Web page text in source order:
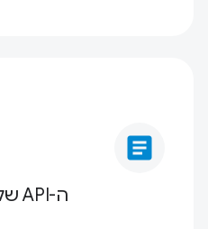
article
ה-API של